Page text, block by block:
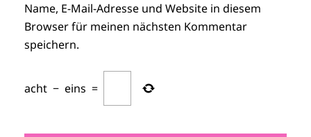
Name, E-Mail-Adresse und Website in diesem
Browser für meinen nächsten Kommentar
speichern.
acht − eins =